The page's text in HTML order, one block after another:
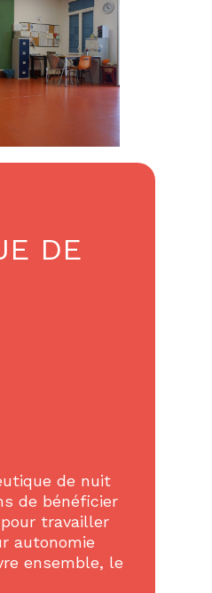
DE
de nuit
de bénéficier
travailler
autonomie
ensemble, le